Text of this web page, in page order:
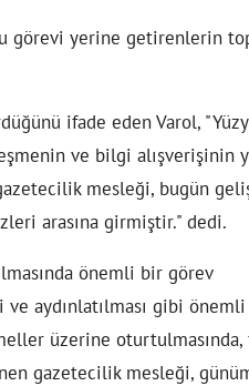
görevi yerine getirenlerin
ifade eden Varol,
ve bilgi alışverişinin
mesleği, bugün
arasına girmiştir." dedi.
önemli bir görev
aydınlatılması gibi
üzerine oturtulmasında,
gazetecilik mesleği,